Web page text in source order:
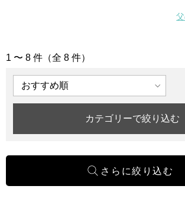
「惣菜・肉グルメ」の商品一覧
1 〜 8 件（全 8 件）
表示順
カテゴリーで絞り込む